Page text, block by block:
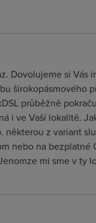
Dovolujeme si
širokopásmového
průběžně
i ve Vaší lokalitě.
z variant
nebo na
mi sme v ty